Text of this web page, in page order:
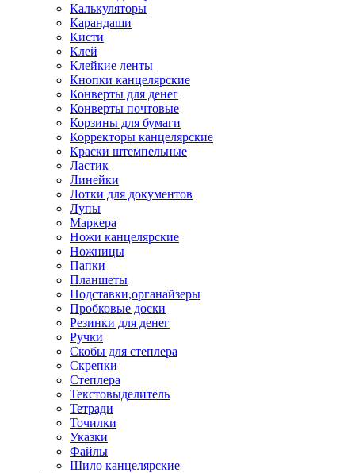
Калькуляторы
Карандаши
Кисти
Клей
Клейкие ленты
Кнопки канцелярские
Конверты для денег
Конверты почтовые
Корзины для бумаги
Корректоры канцелярские
Краски штемпельные
Ластик
Линейки
Лотки для документов
Лупы
Маркера
Ножи канцелярские
Ножницы
Папки
Планшеты
Подставки,органайзеры
Пробковые доски
Резинки для денег
Ручки
Скобы для степлера
Скрепки
Степлера
Текстовыделитель
Тетради
Точилки
Указки
Файлы
Шило канцелярские